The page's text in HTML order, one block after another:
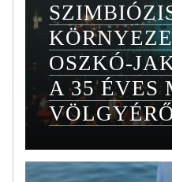
OSZKÓ-
A 35 ÉVES